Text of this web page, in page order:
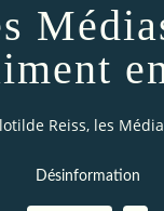
Reiss, les
Désinformation